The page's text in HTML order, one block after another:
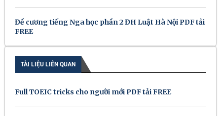
Đề cương tiếng Nga học phần 2 ĐH Luật Hà Nội PDF tải
FREE
TÀI LIỆU LIÊN QUAN
Full TOEIC tricks cho người mới PDF tải FREE